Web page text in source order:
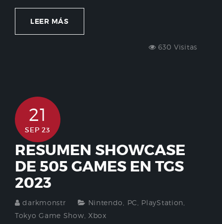
LEER MÁS
630 Visitas
21
SEP 23
RESUMEN SHOWCASE
DE 505 GAMES EN TGS
2023
darkmonstr Nintendo PC PlayStation
Tokyo Game Show Xbox